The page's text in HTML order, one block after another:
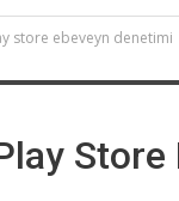
store ebeveyn denetimi